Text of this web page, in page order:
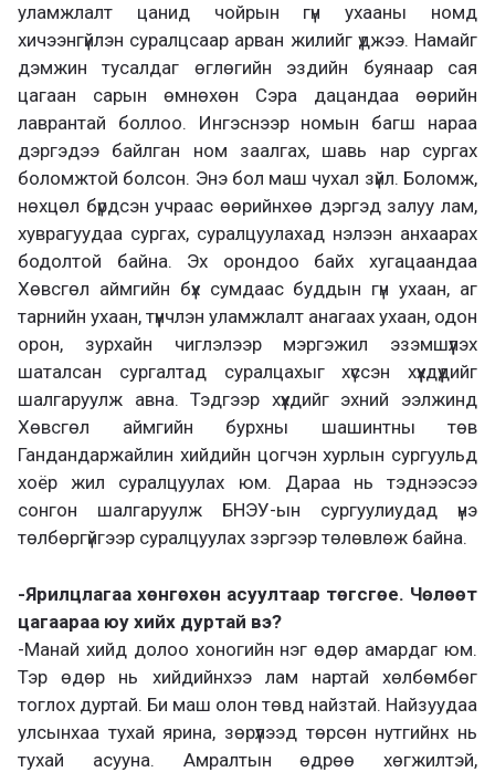
уламжлалт цанид чойрын гүн ухааны номд
хичээнгүйлэн суралцсаар арван жилийг үджээ. Намайг
дэмжин тусалдаг өглөгийн эздийн буянаар сая
цагаан сарын өмнөхөн Сэра дацандаа өөрийн
лаврантай боллоо. Ингэснээр номын багш нараа
дэргэдээ байлган ном заалгах, шавь нар сургах
боломжтой болсон. Энэ бол маш чухал зүйл. Боломж,
нөхцөл бүрдсэн учраас өөрийнхөө дэргэд залуу лам,
хуврагуудаа сургах, суралцуулахад нэлээн анхаарах
бодолтой байна. Эх орондоо байх хугацаандаа
Хөвсгөл аймгийн бүх сумдаас буддын гүн ухаан, аг
тарнийн ухаан, түүнчлэн уламжлалт анагаах ухаан, одон
орон, зурхайн чиглэлээр мэргэжил эзэмшүүлэх
шаталсан сургалтад суралцахыг хүссэн хүүхдүүдийг
шалгаруулж авна. Тэдгээр хүүхдийг эхний ээлжинд
Хөвсгөл аймгийн бурхны шашинтны төв
Гандандаржайлин хийдийн цогчэн хурлын сургуульд
хоёр жил суралцуулах юм. Дараа нь тэднээсээ
сонгон шалгаруулж БНЭУ-ын сургуулиудад үнэ
төлбөргүйгээр суралцуулах зэргээр төлөвлөж байна.
-Ярилцлагаа хөнгөхөн асуултаар төгсгөе. Чөлөөт
цагаараа юу хийх дуртай вэ?
-Манай хийд долоо хоногийн нэг өдөр амардаг юм.
Тэр өдөр нь хийдийнхээ лам нартай хөлбөмбөг
тоглох дуртай. Би маш олон төвд найзтай. Найзуудаа
улсынхаа тухай ярина, зөрүүлээд төрсөн нутгийнх нь
тухай асууна. Амралтын өдрөө хөгжилтэй,